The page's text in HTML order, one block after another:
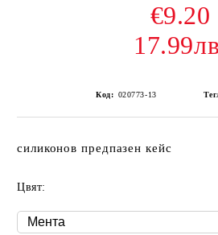
€9.20
Код: 020773-13
силиконов предпазен кейс
Цвят: